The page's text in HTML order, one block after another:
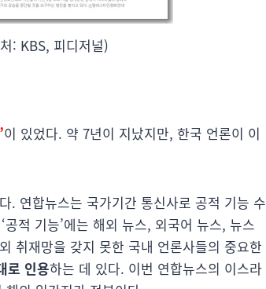
: KBS, 피디저널)
이 있었다. 약 7년이 지났지만, 한국 언론이 이
다. 연합뉴스는 국가기간 통신사로 공적 기능 수
적 기능’에는 해외 뉴스, 외국어 뉴스, 뉴스
취재망을 갖지 못한 국내 언론사들의 중요한
로 인용하는 데 있다. 이번 연합뉴스의 이스라